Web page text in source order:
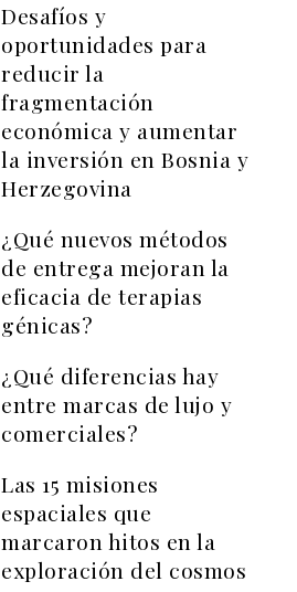
Desafíos y
oportunidades para
reducir la
fragmentación
económica y aumentar
la inversión en Bosnia y
Herzegovina
¿Qué nuevos métodos
de entrega mejoran la
eficacia de terapias
génicas?
¿Qué diferencias hay
entre marcas de lujo y
comerciales?
Las 15 misiones
espaciales que
marcaron hitos en la
exploración del cosmos